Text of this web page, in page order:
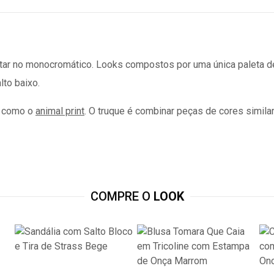
no monocromático. Looks compostos por uma única paleta
baixo.
o animal print. O truque é combinar peças de cores
COMPRE O LOOK